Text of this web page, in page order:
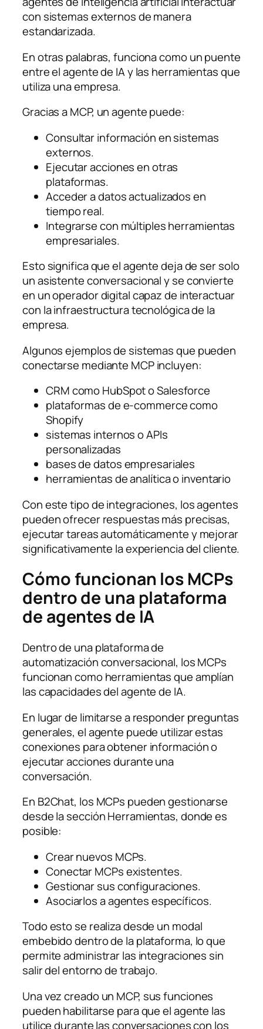
con sistemas externos de manera
estandarizada.
En otras palabras, funciona como un puente
entre el agente de IA y las herramientas que
utiliza una empresa.
Gracias a MCP, un agente puede:
Consultar información en sistemas
externos.
Ejecutar acciones en otras
plataformas.
Acceder a datos actualizados en
tiempo real.
Integrarse con múltiples herramientas
empresariales.
Esto significa que el agente deja de ser solo
un asistente conversacional y se convierte
en un operador digital capaz de interactuar
con la infraestructura tecnológica de la
empresa.
Algunos ejemplos de sistemas que pueden
conectarse mediante MCP incluyen:
CRM como HubSpot o Salesforce
plataformas de e-commerce como
Shopify
sistemas internos o APIs
personalizadas
bases de datos empresariales
herramientas de analítica o inventario
Con este tipo de integraciones, los agentes
pueden ofrecer respuestas más precisas,
ejecutar tareas automáticamente y mejorar
significativamente la experiencia del cliente.
Cómo funcionan los MCPs
dentro de una plataforma
de agentes de IA
Dentro de una plataforma de
automatización conversacional, los MCPs
funcionan como herramientas que amplían
las capacidades del agente de IA.
En lugar de limitarse a responder preguntas
generales, el agente puede utilizar estas
conexiones para obtener información o
ejecutar acciones durante una
conversación.
En B2Chat, los MCPs pueden gestionarse
desde la sección Herramientas, donde es
posible:
Crear nuevos MCPs.
Conectar MCPs existentes.
Gestionar sus configuraciones.
Asociarlos a agentes específicos.
Todo esto se realiza desde un modal
embebido dentro de la plataforma, lo que
permite administrar las integraciones sin
salir del entorno de trabajo.
Una vez creado un MCP, sus funciones
pueden habilitarse para que el agente las
utilice durante las conversaciones con los